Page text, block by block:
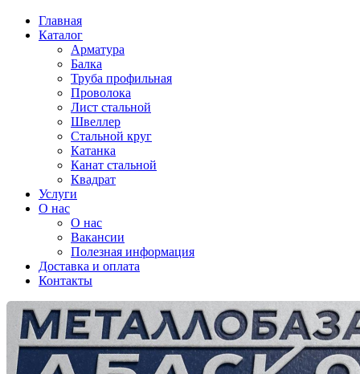
Главная
Каталог
Арматура
Балка
Труба профильная
Проволока
Лист стальной
Швеллер
Стальной круг
Катанка
Канат стальной
Квадрат
Услуги
О нас
О нас
Вакансии
Полезная информация
Доставка и оплата
Контакты